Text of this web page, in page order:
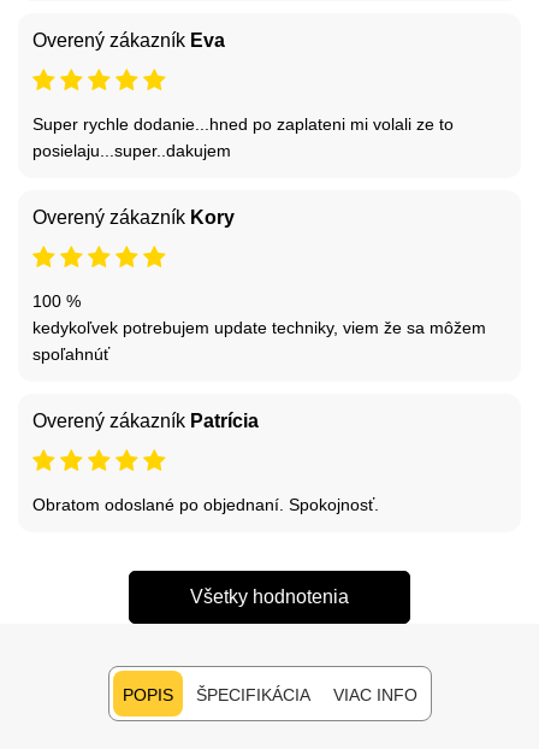
Overený zákazník Eva
Super rychle dodanie...hned po zaplateni mi volali ze to
posielaju...super..dakujem
Overený zákazník Kory
100 %
kedykoľvek potrebujem update techniky, viem že sa môžem
spoľahnúť
Overený zákazník Patrícia
Obratom odoslané po objednaní. Spokojnosť.
Všetky hodnotenia
POPIS ŠPECIFIKÁCIA VIAC INFO